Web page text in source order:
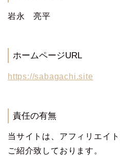
岩永 亮平
ホームページURL
https://sabagachi.site
責任の有無
当サイトは、アフィリエイ
ご紹介致しております。